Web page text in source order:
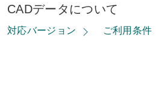
CADデータについて
対応バージョン ご利用条件